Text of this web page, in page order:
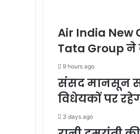
Air India
Tata Group ने
9 hours ago
संसद मानसून
विधेयकों पर
3 days ago